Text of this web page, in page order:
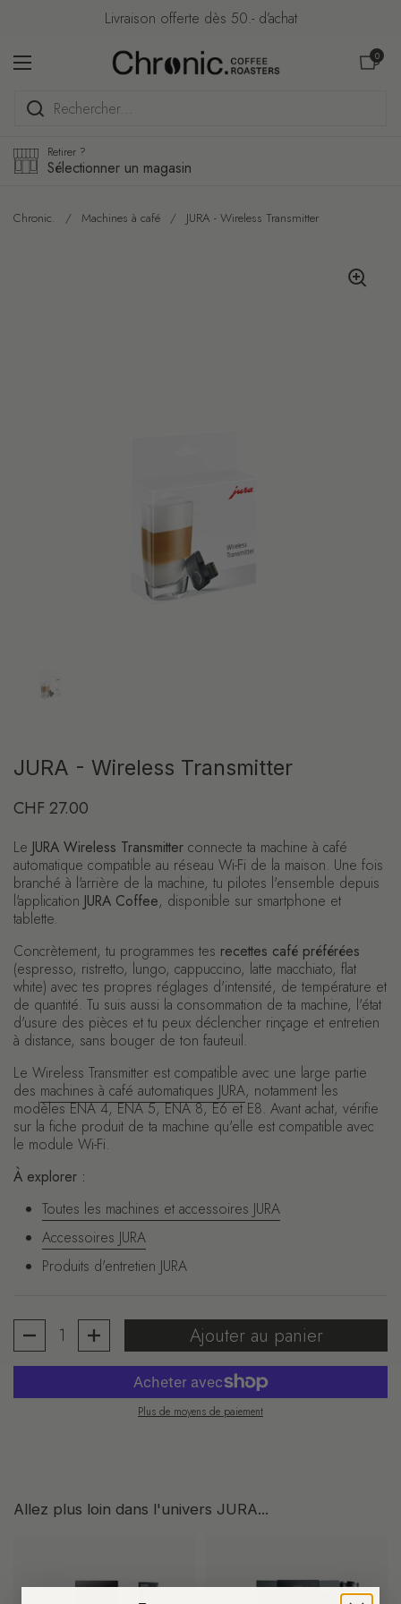
Passer au contenuLivraison offerte dès 50.- d’achat
Ouvrir le menu
Ouvrir le
0
Retirer ?
Sélectionner un magasin
Chronic. / Machines à café / JURA - Wireless Transmitter
JURA - Wireless Transmitter
Prix régulier
CHF 27.00
Le JURA Wireless Transmitter connecte ta machine à café
automatique compatible au réseau Wi-Fi de la maison. Une fois
branché à l'arrière de la machine, tu pilotes l'ensemble depuis
l'application JURA Coffee, disponible sur smartphone et
tablette.
Concrètement, tu programmes tes recettes café préférées
(espresso, ristretto, lungo, cappuccino, latte macchiato, flat
white) avec tes propres réglages d'intensité, de température et
de quantité. Tu suis aussi la consommation de ta machine, l'état
d'usure des pièces et tu peux déclencher rinçage et entretien
à distance, sans bouger de ton fauteuil.
Le Wireless Transmitter est compatible avec une large partie
des machines à café automatiques JURA, notamment les
modèles ENA 4, ENA 5, ENA 8, E6 et E8. Avant achat, vérifie
sur la fiche produit de ta machine qu'elle est compatible avec
le module Wi-Fi.
À explorer :
Toutes les machines et accessoires JURA
Accessoires JURA
Produits d'entretien JURA
Quantité Ajouter au panier
Plus de moyens de paiement
Allez plus loin dans l'univers JURA...